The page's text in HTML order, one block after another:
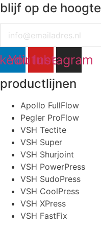
blijf op de hoogte
YoutubeInstagram
productlijnen
Apollo FullFlow
Pegler ProFlow
VSH Tectite
VSH Super
VSH Shurjoint
VSH PowerPress
VSH SudoPress
VSH CoolPress
VSH XPress
VSH FastFix